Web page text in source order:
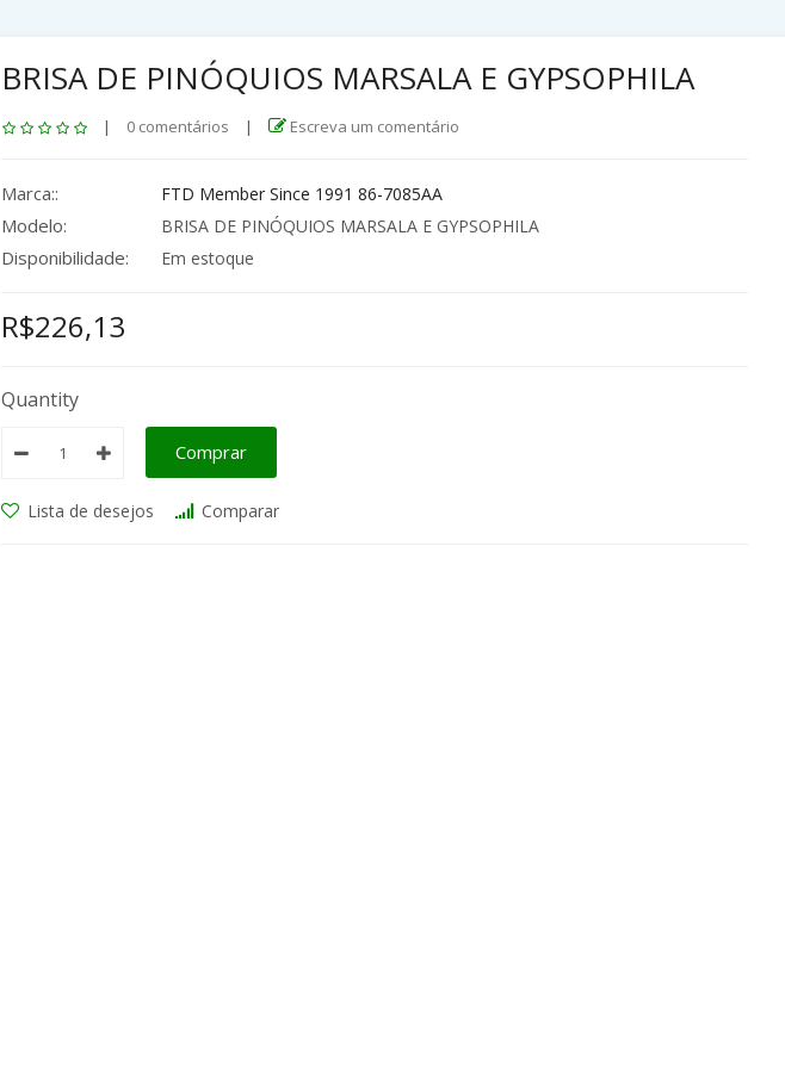
BRISA DE PINÓQUIOS MARSALA E GYPSOPHILA
| 0 comentários | Escreva um comentário
Marca:: FTD Member Since 1991 86-7085AA
Modelo: BRISA DE PINÓQUIOS MARSALA E GYPSOPHILA
Disponibilidade: Em estoque
R$226,13
Quantity
Comprar
Lista de desejos Comparar